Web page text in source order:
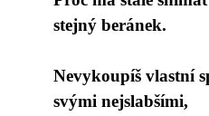
stejný beránek.
Nevykoupíš vlastní
svými nejslabšími,